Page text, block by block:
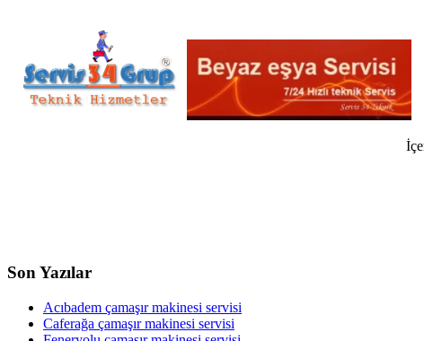
Son Yazılar
Acıbadem çamaşır makinesi servisi
Caferağa çamaşır makinesi servisi